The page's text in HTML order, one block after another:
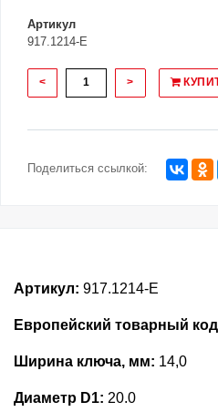
Артикул
917.1214-E
< >
Поделиться ссылкой:
Артикул: 917.1214-E
Европейский товарный
Ширина ключа, мм: 14,0
Диаметр D1: 20.0